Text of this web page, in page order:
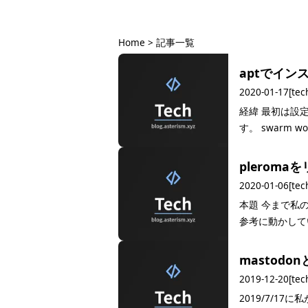
Home > 記事一覧
aptでイン
2020-01-17
経緯 最初は設
す。 swarm
pleromaを
2020-01-06
本題 今まで私
参考に動かし
mastodon
2019-12-20
2019/7/17に私